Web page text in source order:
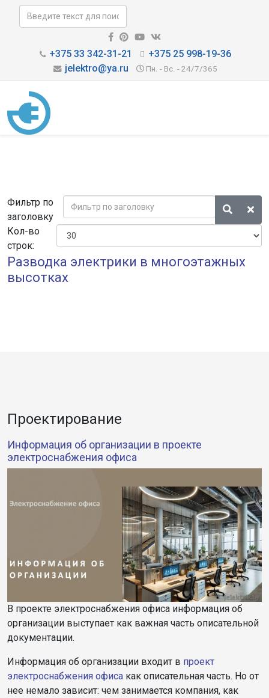
+375 33 342-31-21
+375 25 998-19-36
jelektro@ya.ru
Пн. - Вс. - 24/7/365
Фильтр по
заголовку
Кол-во
строк:
Разводка электрики в многоэтажных
высотках
Проектирование
Информация об организации в проекте
электроснабжения офиса
В проекте электроснабжения офиса информация об
организации выступает как важная часть описательной
документации.
Информация об организации входит в проект
электроснабжения офиса как описательная часть. Но от
нее немало зависит: чем занимается компания, как